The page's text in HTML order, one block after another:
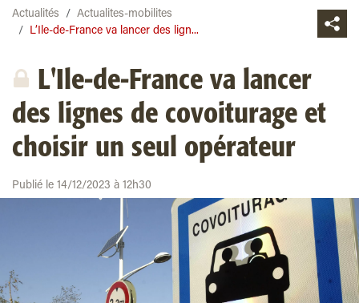
Actualités
Actualites-mobilites
L’Ile-de-France va lancer des lign...
L'Ile-de-France va lancer
des lignes de covoiturage et
choisir un seul opérateur
Publié le 14/12/2023 à 12h30